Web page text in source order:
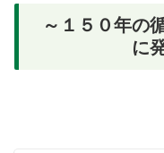
～１５０年の
に